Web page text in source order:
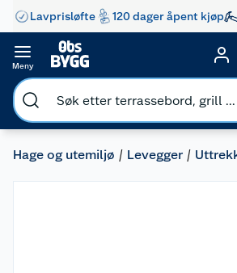
Lavprisløfte 120 dager åpent kjøp
Meny
Hage og utemiljø Levegger